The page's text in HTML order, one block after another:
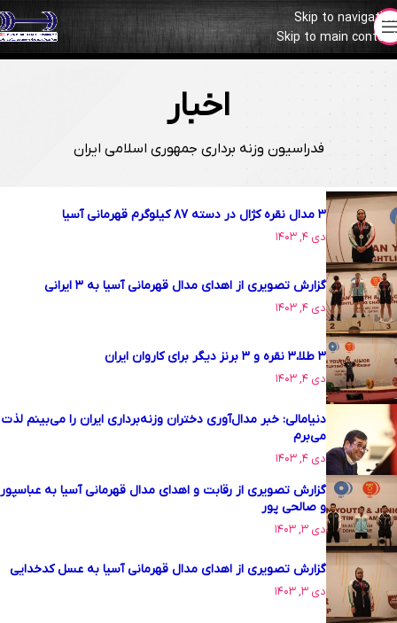
Skip to navigation
Skip to main content
ب٫ظ دیدار وزنه برداران با معاون اول رییس جمهور قبل از مسابقات
بهداد سلیمی: تلاش ما کسب بهترین نتیجه در جهانی است/ اکثر
دکتر علی نژاد: به تلاش های دختران ورزشکار احترام می‌گذاریم
ق٫ظ : دکتر مهدی علی نژاد: فراز و فرود داشتیم اما الان در
اخبار
فدراسیون وزنه برداری جمهوری اسلامی ایران
۳ مدال نقره کژال در دسته ۸۷ کیلوگرم قهرمانی آسیا
دی ۴, ۱۴۰۳
گزارش تصویری از اهدای مدال قهرمانی آسیا به ۳ ایرانی
دی ۴, ۱۴۰۳
۳ طلا،۳ نقره و ۳ برنز دیگر برای کاروان ایران
دی ۴, ۱۴۰۳
دنیامالی: خبر مدال‌آوری دختران وزنه‌برداری ایران را می‌بینم لذت
می‌برم
دی ۴, ۱۴۰۳
گزارش تصویری از رقابت و اهدای مدال قهرمانی آسیا به عباسپور
و صالحی پور
دی ۳, ۱۴۰۳
گزارش تصویری از اهدای مدال قهرمانی آسیا به عسل کدخدایی
دی ۳, ۱۴۰۳